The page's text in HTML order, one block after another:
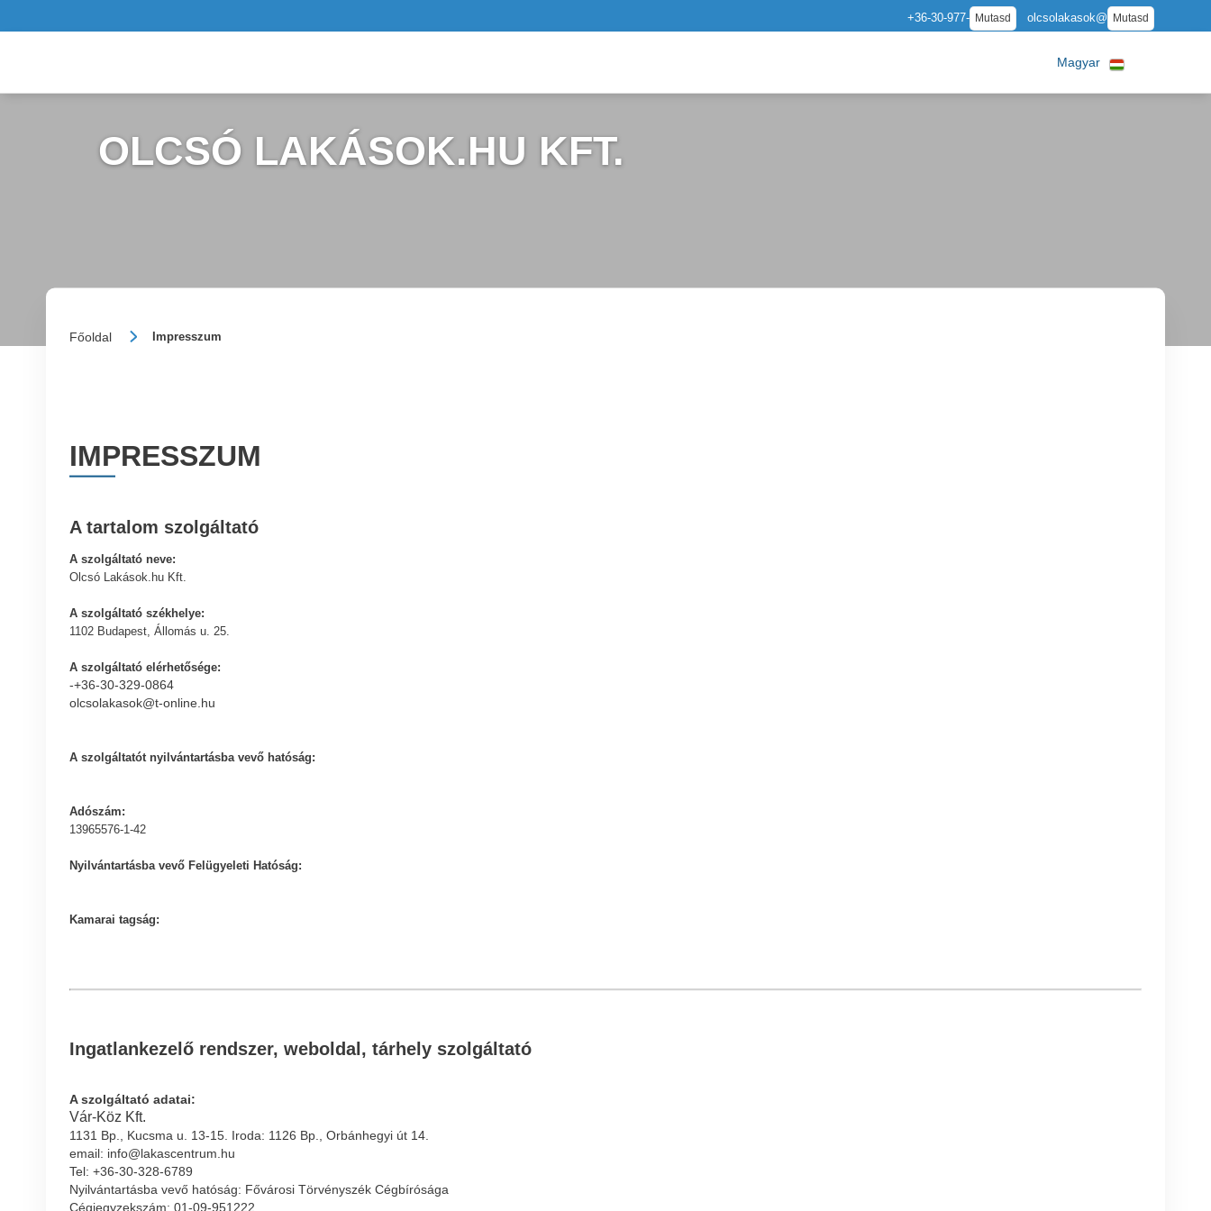
+36-30-977- Mutasd olcsolakasok@ Mutasd
Magyar
OLCSÓ LAKÁSOK.HU KFT.
Főoldal Impresszum
IMPRESSZUM
A tartalom szolgáltató
A szolgáltató neve:
Olcsó Lakások.hu Kft.
A szolgáltató székhelye:
1102 Budapest, Állomás u. 25.
A szolgáltató elérhetősége:
-+36-30-329-0864
olcsolakasok@t-online.hu
A szolgáltatót nyilvántartásba vevő hatóság:
Adószám:
13965576-1-42
Nyilvántartásba vevő Felügyeleti Hatóság:
Kamarai tagság:
Ingatlankezelő rendszer, weboldal, tárhely szolgáltató
A szolgáltató adatai:
Vár-Köz Kft.
1131 Bp., Kucsma u. 13-15. Iroda: 1126 Bp., Orbánhegyi út 14.
email: info@lakascentrum.hu
Tel: +36-30-328-6789
Nyilvántartásba vevő hatóság: Fővárosi Törvényszék Cégbírósága
Cégjegyzekszám: 01-09-951222